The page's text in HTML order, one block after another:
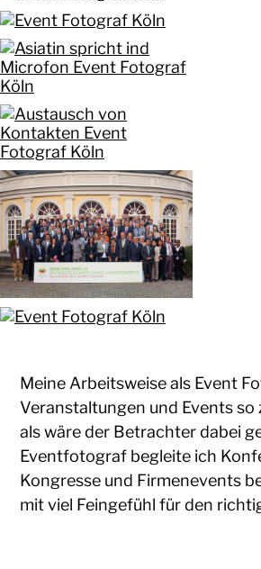
Meine Arbeitsweise als Event
Veranstaltungen und Events
als wäre der Betrachter dabei
Eventfotograf begleite ich
Kongresse und Firmenevents
mit viel Feingefühl für den